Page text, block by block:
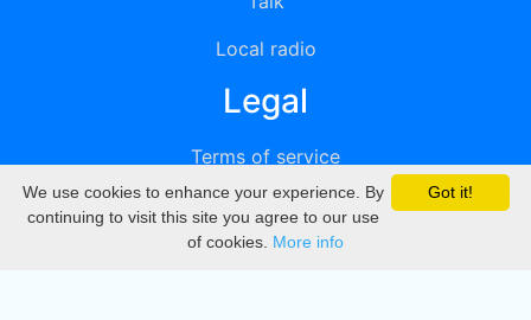
Local radio
Legal
Terms of service
Privacy
DMCA
Got it!
We use cookies to enhance your experience. By
continuing to visit this site you agree to our use
of cookies. More info